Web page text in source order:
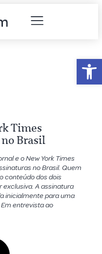
Times
Brasil
e o New York Times
no Brasil. Quem
conteúdo dos dois
A assinatura
inicialmente para uma
entrevista ao